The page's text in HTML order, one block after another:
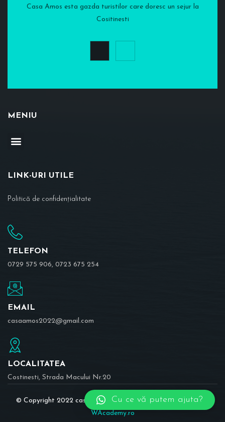
Casa Amos esta gazda turistilor care doresc un sejur la
Cositinesti
MENIU
LINK-URI UTILE
Politică de confidențialitate
TELEFON
0729 575 906, 0723 675 254
EMAIL
casaamos2022@gmail.com
LOCALITATEA
Costinesti, Strada Macului Nr.20
© Copyright 2022 casaamos.ro | Realizat în cadrul proiectului
WAcademy.ro
Cu ce vă putem ajuta?